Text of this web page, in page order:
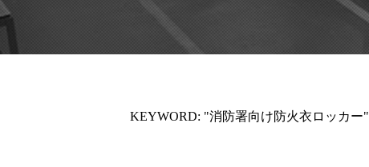
KEYWORD: "消防署向け防火衣ロッカー"